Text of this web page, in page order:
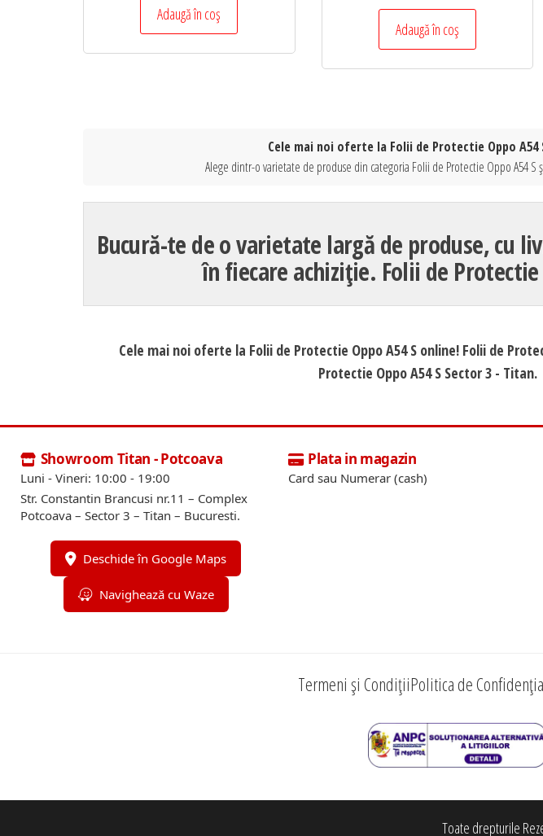
Adaugă în coș
Adaugă în coș
Cele mai noi oferte la Folii de Protectie Oppo A54
Alege dintr-o varietate de produse din categoria Folii de Protectie Oppo A54 S
Bucură-te de o varietate largă de produse, cu
în fiecare achiziție. Folii de Protectie
Cele mai noi oferte la Folii de Protectie Oppo A54 S online! Folii de
Protectie Oppo A54 S Sector 3 - Titan.
Showroom Titan - Potcoava
Luni - Vineri: 10:00 - 19:00
Str. Constantin Brancusi nr.11 – Complex
Potcoava – Sector 3 – Titan – Bucuresti.
Deschide în Google Maps
Navighează cu Waze
Plata in magazin
Card sau Numerar (cash)
Termeni și CondițiiPolitica de
Toate drepturile